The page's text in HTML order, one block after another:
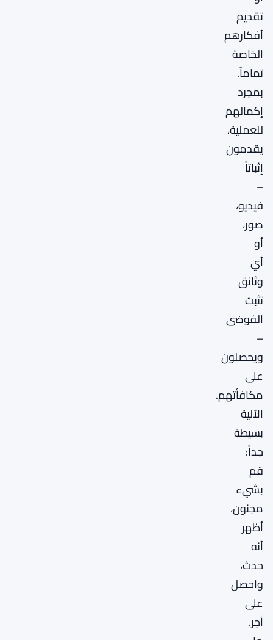
تقديم
أفكارهم
الخاصة
تماماً.
بمجرد
إكمالهم
للعملية،
يقدمون
إثباتاً
–
فيديو،
صور،
أو
أي
وثائق
تثبت
الفوضى
–
ويحصلون
على
مكافأتهم.
الآلية
بسيطة
جداً:
قم
بشيء
مجنون،
أظهر
أنه
حدث،
واحصل
على
أجر.